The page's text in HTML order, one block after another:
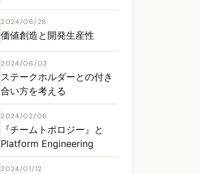
2024/06/28
価値創造と開発生産性
2024/06/03
ステークホルダーとの付き
合い方を考える
2024/02/06
『チームトポロジー』と
Platform Engineering
2024/01/12